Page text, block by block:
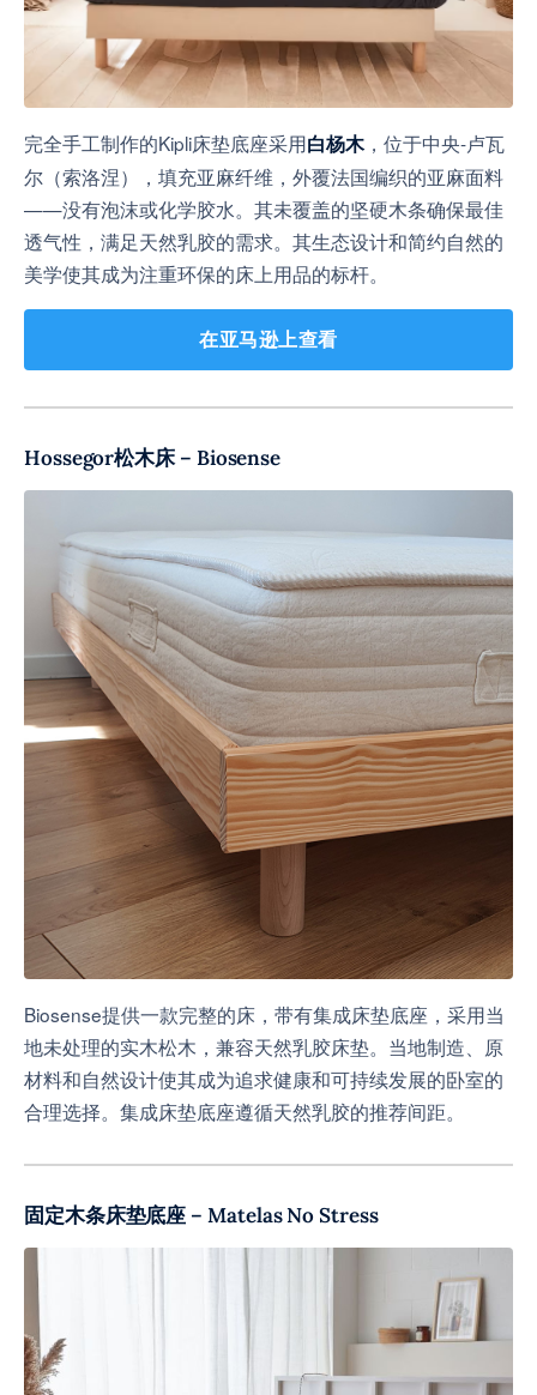
完全手工制作的Kipli床垫底座采用白杨木，位于中央-卢瓦
尔（索洛涅），填充亚麻纤维，外覆法国编织的亚麻面料
——没有泡沫或化学胶水。其未覆盖的坚硬木条确保最佳
透气性，满足天然乳胶的需求。其生态设计和简约自然的
美学使其成为注重环保的床上用品的标杆。
在亚马逊上查看
Hossegor松木床 – Biosense
Biosense提供一款完整的床，带有集成床垫底座，采用当
地未处理的实木松木，兼容天然乳胶床垫。当地制造、原
材料和自然设计使其成为追求健康和可持续发展的卧室的
合理选择。集成床垫底座遵循天然乳胶的推荐间距。
固定木条床垫底座 – Matelas No Stress